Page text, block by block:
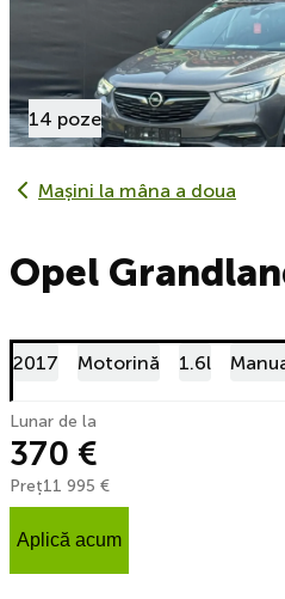
14 poze
Mașini la mâna a doua
Opel
2017 Motorină 1.6l
Lunar de la
370 €
Preț11 995 €
Aplică acum